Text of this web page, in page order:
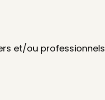
et/ou professionnels